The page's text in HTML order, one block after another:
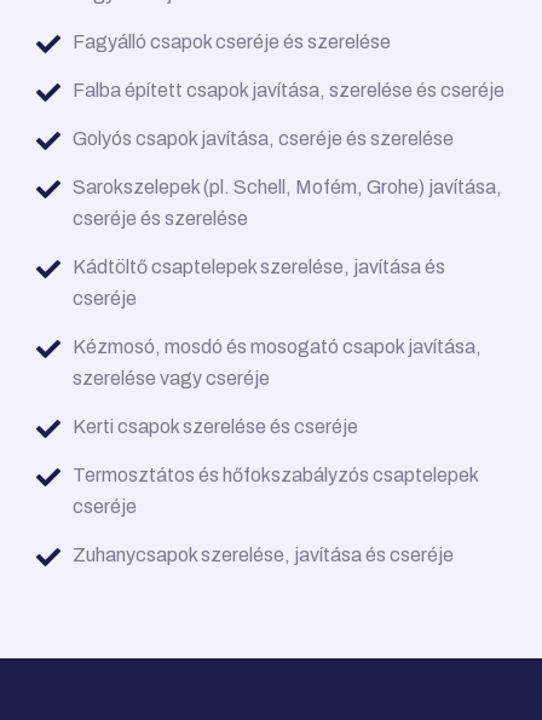
Fagyálló csapok cseréje és szerelése
Falba épített csapok javítása, szerelése és cseréje
Golyós csapok javítása, cseréje és szerelése
Sarokszelepek (pl. Schell, Mofém, Grohe) javítása,
cseréje és szerelése
Kádtöltő csaptelepek szerelése, javítása és
cseréje
Kézmosó, mosdó és mosogató csapok javítása,
szerelése vagy cseréje
Kerti csapok szerelése és cseréje
Termosztátos és hőfokszabályzós csaptelepek
cseréje
Zuhanycsapok szerelése, javítása és cseréje